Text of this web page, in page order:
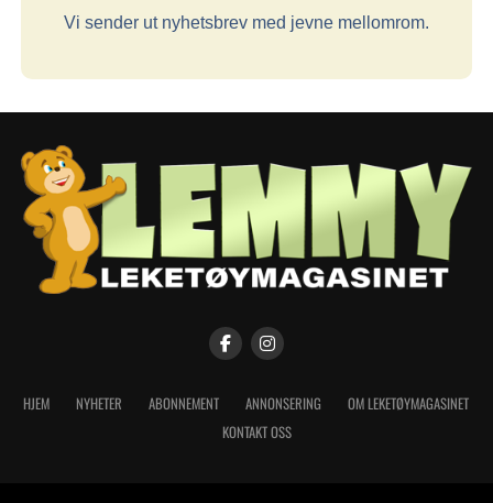
Vi sender ut nyhetsbrev med jevne mellomrom.
HJEM NYHETER ABONNEMENT ANNONSERING
OM LEKETØYMAGASINET
KONTAKT OSS